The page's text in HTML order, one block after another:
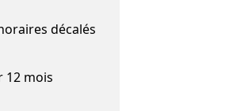
décalés
12 mois